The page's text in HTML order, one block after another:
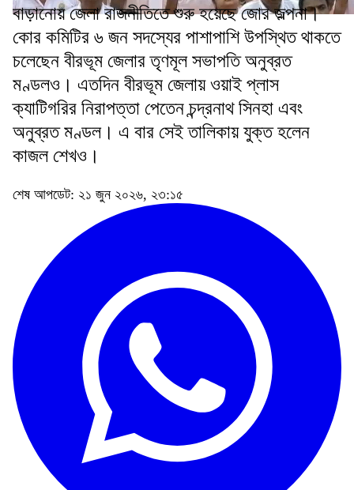
বাড়ানোয় জেলা রাজনীতিতে শুরু হয়েছে জোর জল্পনা।
কোর কমিটির ৬ জন সদস্যের পাশাপাশি উপস্থিত থাকতে
চলেছেন বীরভূম জেলার তৃণমূল সভাপতি অনুব্রত
মণ্ডলও। এতদিন বীরভূম জেলায় ওয়াই প্লাস
ক্যাটিগরির নিরাপত্তা পেতেন চন্দ্রনাথ সিনহা এবং
অনুব্রত মণ্ডল। এ বার সেই তালিকায় যুক্ত হলেন
কাজল শেখও।
শেষ আপডেট: ২১ জুন ২০২৬, ২৩:১৫